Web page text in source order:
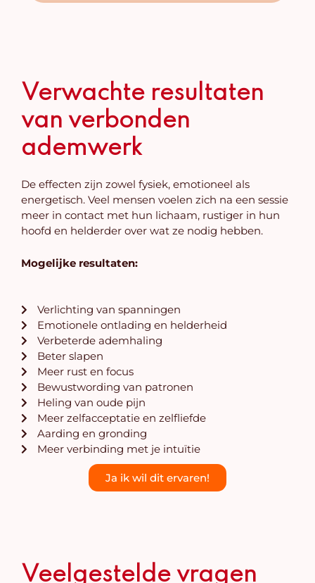
Verwachte resultaten
van verbonden
ademwerk
De effecten zijn zowel fysiek, emotioneel als
energetisch. Veel mensen voelen zich na een sessie
meer in contact met hun lichaam, rustiger in hun
hoofd en helderder over wat ze nodig hebben.
Mogelijke resultaten:
Verlichting van spanningen
Emotionele ontlading en helderheid
Verbeterde ademhaling
Beter slapen
Meer rust en focus
Bewustwording van patronen
Heling van oude pijn
Meer zelfacceptatie en zelfliefde
Aarding en gronding
Meer verbinding met je intuïtie
Ja ik wil dit ervaren!
Veelgestelde vragen